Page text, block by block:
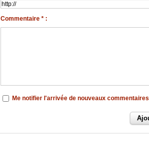
Commentaire * :
Me notifier l'arrivée de nouveaux commentaires